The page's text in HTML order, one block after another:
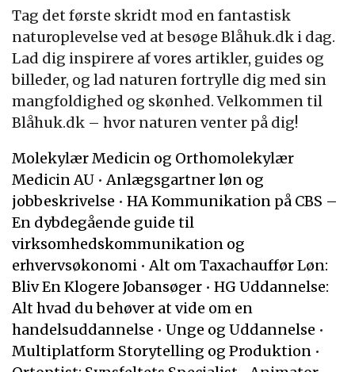
Tag det første skridt mod en fantastisk
naturoplevelse ved at besøge Blåhuk.dk i dag.
Lad dig inspirere af vores artikler, guides og
billeder, og lad naturen fortrylle dig med sin
mangfoldighed og skønhed. Velkommen til
Blåhuk.dk – hvor naturen venter på dig!
Molekylær Medicin og Orthomolekylær
Medicin AU •Anlægsgartner løn og
jobbeskrivelse • HA Kommunikation på CBS –
En dybdegående guide til
virksomhedskommunikation og
erhvervsøkonomi •Alt om Taxachauffør Løn:
Bliv En Klogere Jobansøger • HG Uddannelse:
Alt hvad du behøver at vide om en
handelsuddannelse • Unge og Uddannelse •
Multiplatform Storytelling og Produktion •